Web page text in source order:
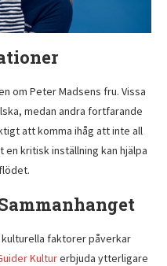
om Peter Madsens fru. Vissa
medan andra fortfarande
att komma ihåg att inte all
kritisk inställning kan hjälpa
faktorer påverkar
Kulturerbjuda ytterligare